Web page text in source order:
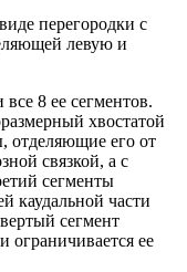
перегородки с
левую и
8 ее сегментов.
хвостатой
отделяющие его от
связкой, а с
сегменты
каудальной части
сегмент
ограничивается ее